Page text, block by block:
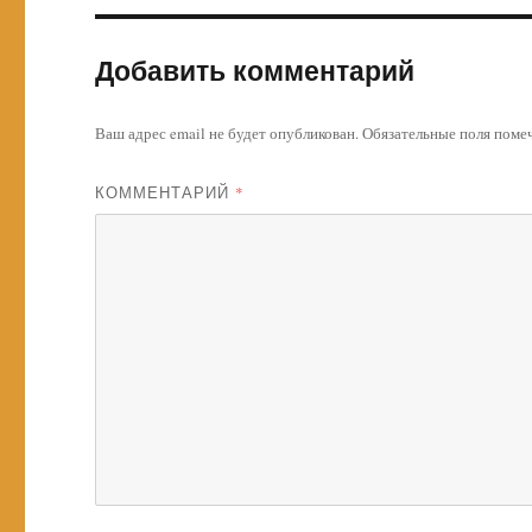
Добавить комментарий
Ваш адрес email не будет опубликован.Обязательные поля
КОММЕНТАРИЙ *